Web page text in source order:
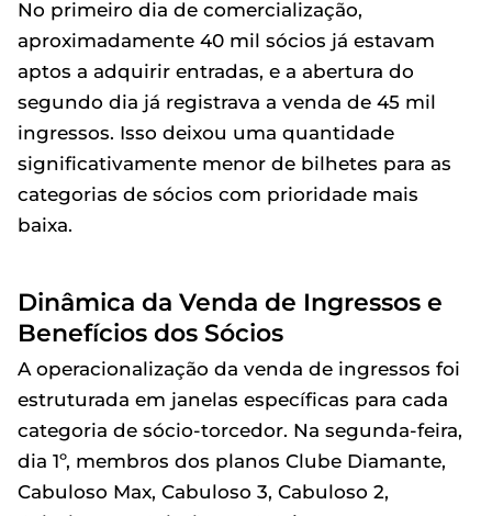
No primeiro dia de comercialização,
aproximadamente 40 mil sócios já estavam
aptos a adquirir entradas, e a abertura do
segundo dia já registrava a venda de 45 mil
ingressos. Isso deixou uma quantidade
significativamente menor de bilhetes para as
categorias de sócios com prioridade mais
baixa.
Dinâmica da Venda de Ingressos e
Benefícios dos Sócios
A operacionalização da venda de ingressos foi
estruturada em janelas específicas para cada
categoria de sócio-torcedor. Na segunda-feira,
dia 1º, membros dos planos Clube Diamante,
Cabuloso Max, Cabuloso 3, Cabuloso 2,